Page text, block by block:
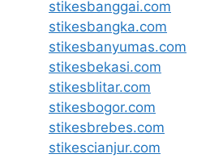
stikesbanggai.com
stikesbangka.com
stikesbanyumas.com
stikesbekasi.com
stikesblitar.com
stikesbogor.com
stikesbrebes.com
stikescianjur.com